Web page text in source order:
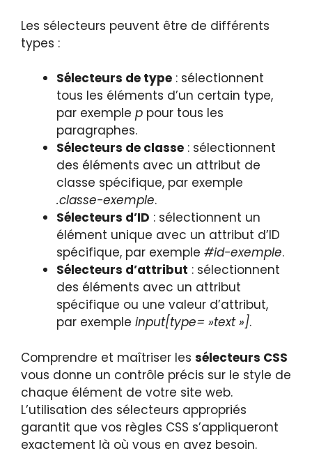
Les sélecteurs peuvent être de différents
types :
Sélecteurs de type : sélectionnent
tous les éléments d’un certain type,
par exemple p pour tous les
paragraphes.
Sélecteurs de classe : sélectionnent
des éléments avec un attribut de
classe spécifique, par exemple
.classe-exemple.
Sélecteurs d’ID : sélectionnent un
élément unique avec un attribut d’ID
spécifique, par exemple #id-exemple.
Sélecteurs d’attribut : sélectionnent
des éléments avec un attribut
spécifique ou une valeur d’attribut,
par exemple input[type= »text »].
Comprendre et maîtriser les sélecteurs CSS
vous donne un contrôle précis sur le style de
chaque élément de votre site web.
L’utilisation des sélecteurs appropriés
garantit que vos règles CSS s’appliqueront
exactement là où vous en avez besoin.